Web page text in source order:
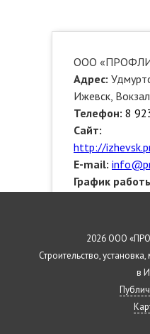
ООО
Адрес:
Ижевск,
Телефон: 8
Сайт:
http://
E-mail:
График
Устиновский,
Первомайский
2026 ООО
Строительство,
в